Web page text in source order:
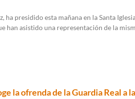
ha presidido esta mañana en la Santa
han asistido una representación de la
la ofrenda de la Guardia Real a